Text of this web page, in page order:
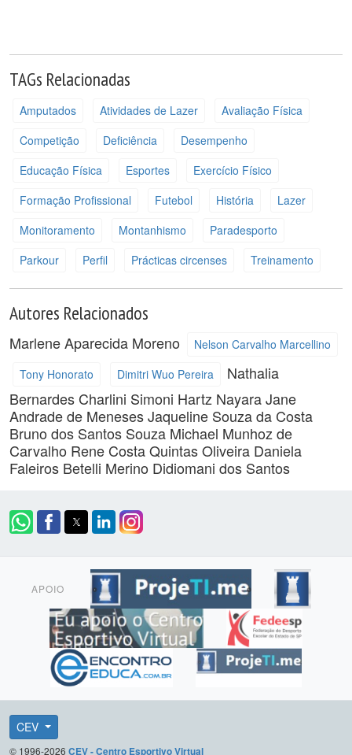
TAGs Relacionadas
Amputados Atividades de Lazer
Avaliação Física
Competição
Deficiência
Desempenho
Educação Física
Esportes
Exercício Físico
Formação Profissional
Futebol História
Lazer
Monitoramento
Montanhismo
Paradesporto
Parkour
Perfil Prácticas circenses Treinamento
Autores Relacionados
Marlene Aparecida Moreno
Nelson Carvalho Marcellino
Tony Honorato
Dimitri Wuo Pereira
Nathalia
Bernardes Charlini Simoni Hartz Nayara Jane
Andrade de MenesesJaqueline Souza da Costa
Bruno dos Santos Souza Michael Munhoz de
Carvalho Rene Costa Quintas Oliveira Daniela
Faleiros Betelli Merino Didiomani dos Santos
APOIO
CEV
© 1996-2026 CEV - Centro Esportivo Virtual